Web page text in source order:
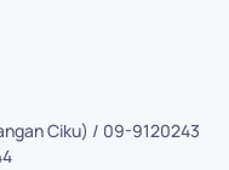
Ciku) / 09-9120243